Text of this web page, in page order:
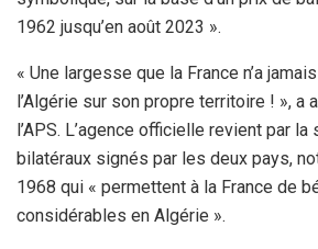
1962 jusqu’en août 2023 ».
« Une largesse que la France n’a
l’Algérie sur son propre territoire ! », a
l’APS. L’agence officielle revient par
bilatéraux signés par les deux pays,
1968 qui « permettent à la France de
considérables en Algérie ».